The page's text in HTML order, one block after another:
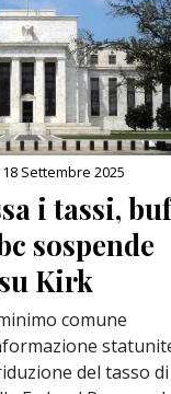
18 Settembre 2025
i tassi,
sospende
Kirk
comune
del tasso di